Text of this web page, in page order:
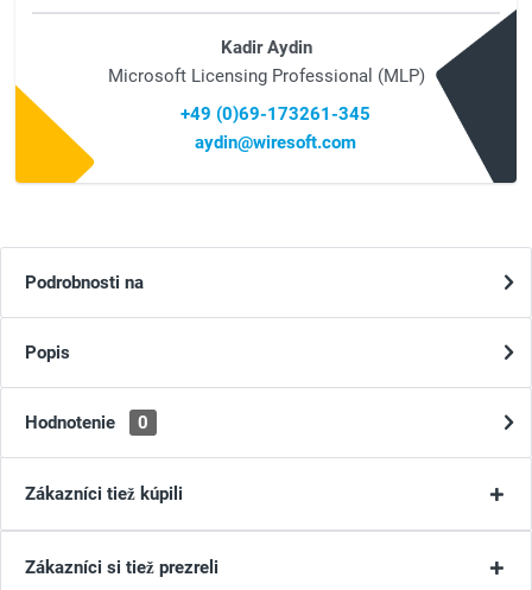
Kadir Aydin
Microsoft Licensing Professional (MLP)
+49 (0)69-173261-345
aydin@wiresoft.com
Podrobnosti na
Popis
Hodnotenie 0
Zákazníci tiež kúpili
Zákazníci si tiež prezreli